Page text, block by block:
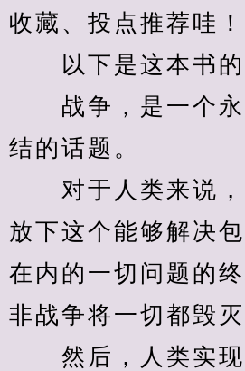
收藏、投点推荐哇！
以下是这本书的
战争，是一个永
结的话题。
对于人类来说，
放下这个能够解决
在内的一切问题的
非战争将一切都毁灭
然后，人类实现